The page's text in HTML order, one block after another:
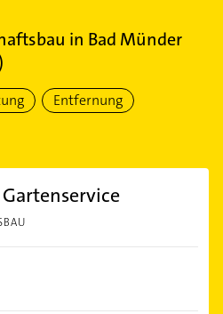
in Bad Münder
Entfernung